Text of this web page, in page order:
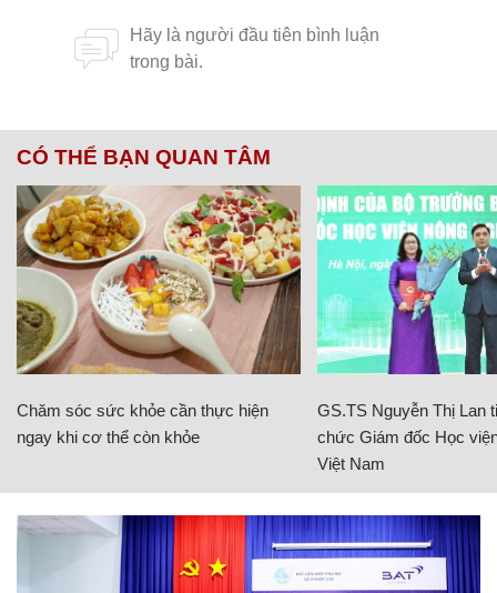
CÓ THỂ BẠN QUAN TÂM
Chăm sóc sức khỏe cần thực hiện
ngay khi cơ thể còn khỏe
GS.TS Nguyễn Thị Lan
chức Giám đốc Học
Việt Nam